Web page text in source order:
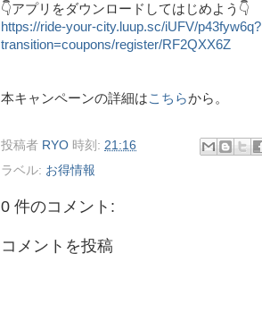
👇アプリをダウンロードしてはじめよう👇
https://ride-your-city.luup.sc/iUFV/p43fyw6q?
transition=coupons/register/RF2QXX6Z
本キャンペーンの詳細はこちらから。
投稿者 RYO 時刻: 21:16
ラベル: お得情報
0 件のコメント:
コメントを投稿